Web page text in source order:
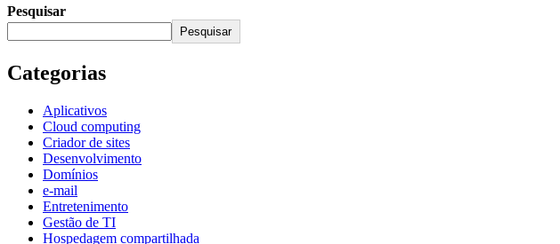
Pesquisar
Pesquisar
Categorias
Aplicativos
Cloud computing
Criador de sites
Desenvolvimento
Domínios
e-mail
Entretenimento
Gestão de TI
Hospedagem compartilhada